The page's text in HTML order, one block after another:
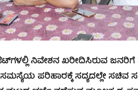
ನಿವೇಶನ ಖರೀದಿಸಿರುವ
ಪರಿಹಾರಕ್ಕೆ ಸದ್ಯದಲ್ಲೇ ಸಚಿವ